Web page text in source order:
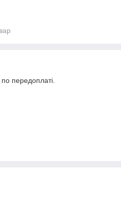
передоплаті.